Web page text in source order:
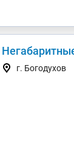
г. Богодухов